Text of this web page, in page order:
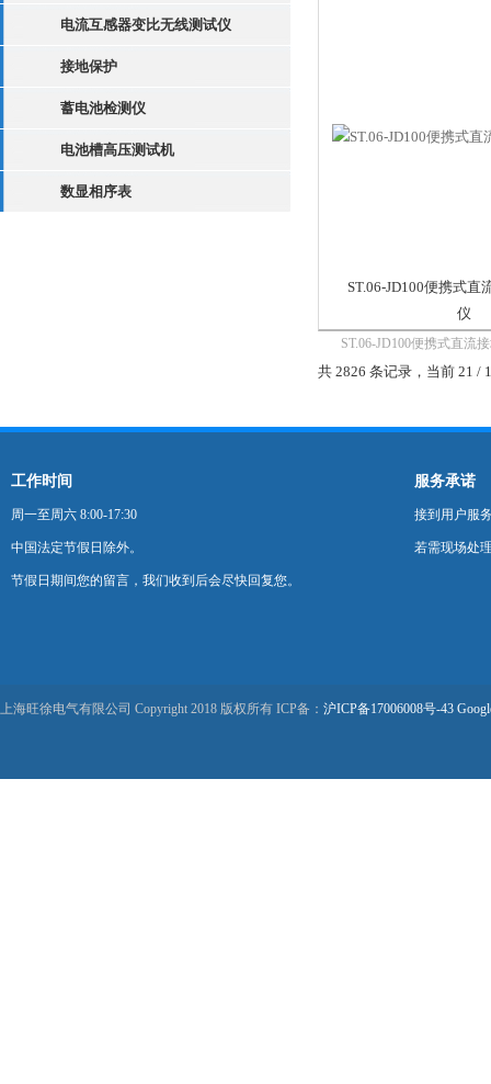
电流互感器变比无线测试仪
接地保护
蓄电池检测仪
电池槽高压测试机
数显相序表
ST.06-JD100便携式直
仪
ST.06-JD100便携式直流
是一种易发生且对电力系
系统再有一点接地或绝缘
共 2826 条记录，当前 21 /
工作时间
周一至周六 8:00-17:30
中国法定节假日除外。
节假日期间您的留言，我们收到后会尽快回复您。
服务承诺
接到用户服
若需现场处
上海旺徐电气有限公司 Copyright 2018 版权所有 ICP备： 沪ICP备17006008号-43